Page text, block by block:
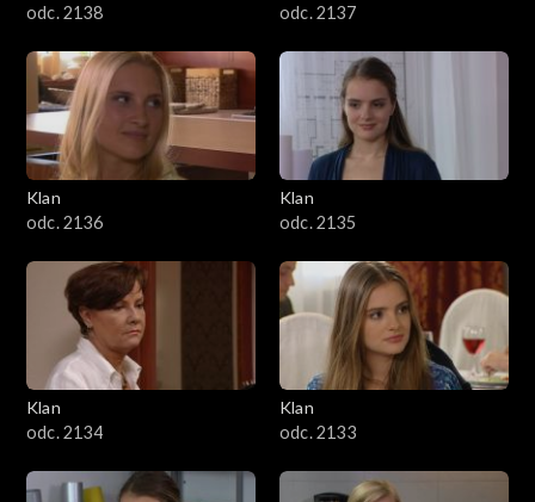
odc. 2138
odc. 2137
Klan
odc. 2136
Klan
odc. 2135
Klan
odc. 2134
Klan
odc. 2133